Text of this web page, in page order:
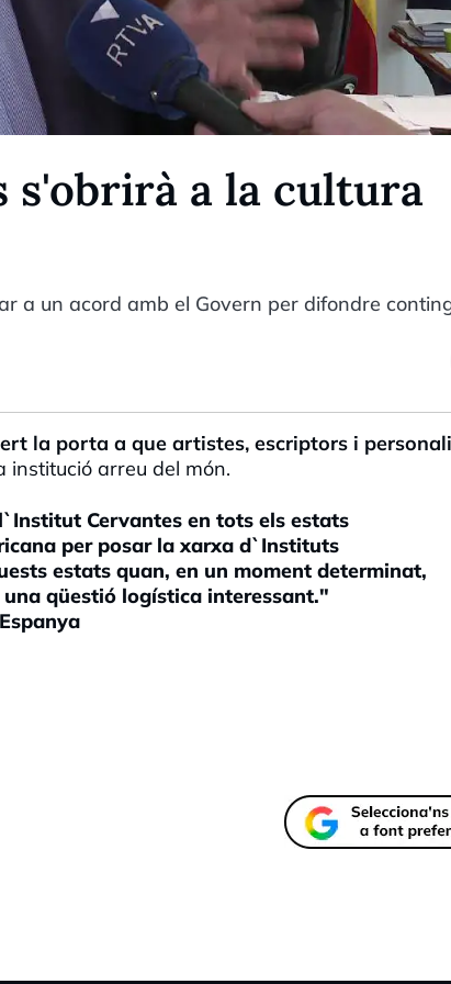
s'obrirà a la cultura
a un acord amb el Govern per difondre
la porta a que artistes, escriptors i
institució arreu del món.
Cervantes en tots els estats
per posar la xarxa d`Instituts
estats quan, en un moment determinat,
una qüestió logística interessant."